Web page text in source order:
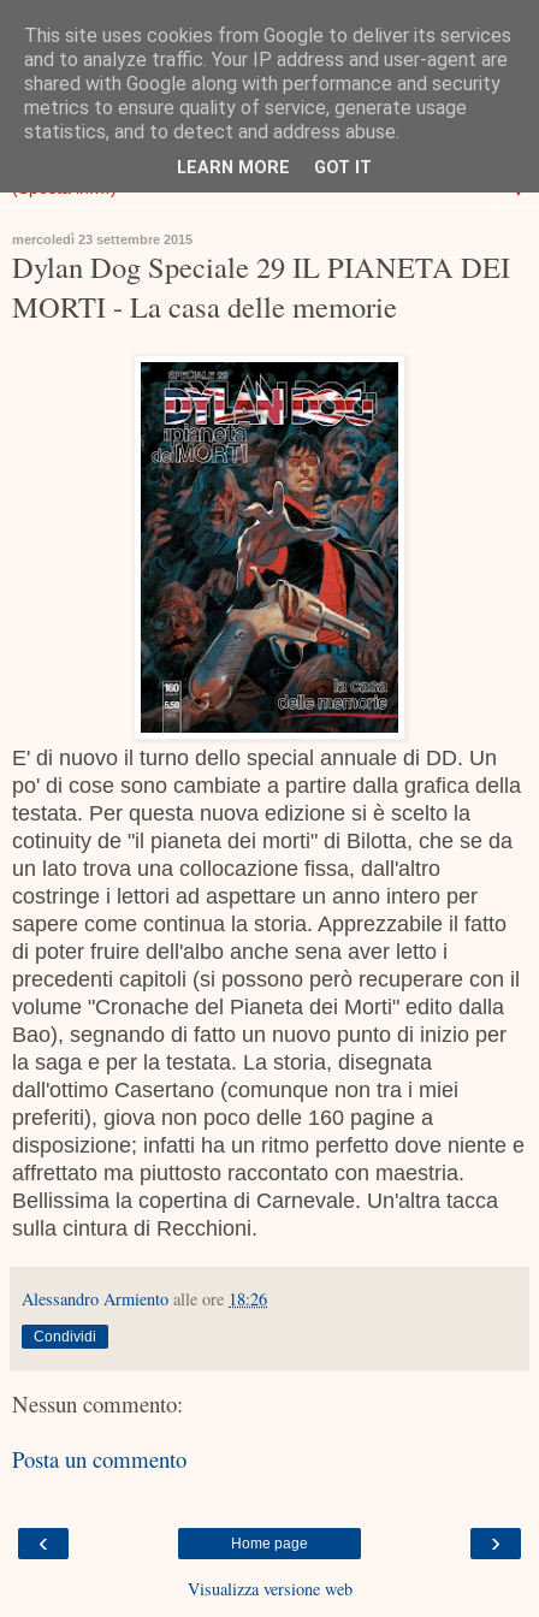
▼
mercoledì 23 settembre 2015
Dylan Dog Speciale 29 IL PIANETA DEI
MORTI - La casa delle memorie
E' di nuovo il turno dello special annuale di DD. Un
po' di cose sono cambiate a partire dalla grafica della
testata. Per questa nuova edizione si è scelto la
cotinuity de "il pianeta dei morti" di Bilotta, che se da
un lato trova una collocazione fissa, dall'altro
costringe i lettori ad aspettare un anno intero per
sapere come continua la storia. Apprezzabile il fatto
di poter fruire dell'albo anche sena aver letto i
precedenti capitoli (si possono però recuperare con il
volume "Cronache del Pianeta dei Morti" edito dalla
Bao), segnando di fatto un nuovo punto di inizio per
la saga e per la testata. La storia, disegnata
dall'ottimo Casertano (comunque non tra i miei
preferiti), giova non poco delle 160 pagine a
disposizione; infatti ha un ritmo perfetto dove niente e
affrettato ma piuttosto raccontato con maestria.
Bellissima la copertina di Carnevale. Un'altra tacca
sulla cintura di Recchioni.
Alessandro Armiento alle ore 18:26
Condividi
Nessun commento:
Posta un commento
‹ ›
Home page
Visualizza versione web
This site uses cookies from Google to deliver its services
and to analyze traffic. Your IP address and user-agent are
shared with Google along with performance and security
metrics to ensure quality of service, generate usage
statistics, and to detect and address abuse.
LEARN MORE GOT IT